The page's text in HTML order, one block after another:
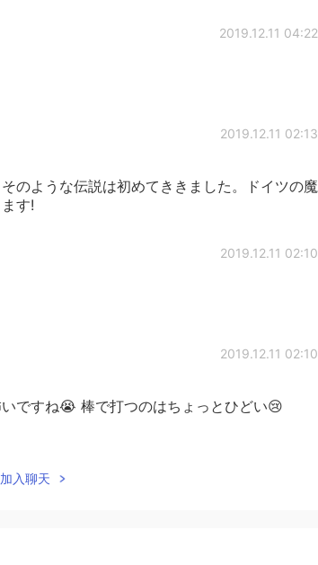
2019.12.11 04:22
2019.12.11 02:13
のような伝説は初めてききました。ドイツの魔
す!
2019.12.11 02:10
2019.12.11 02:10
ですね😭 棒で打つのはちょっとひどい😢
入聊天